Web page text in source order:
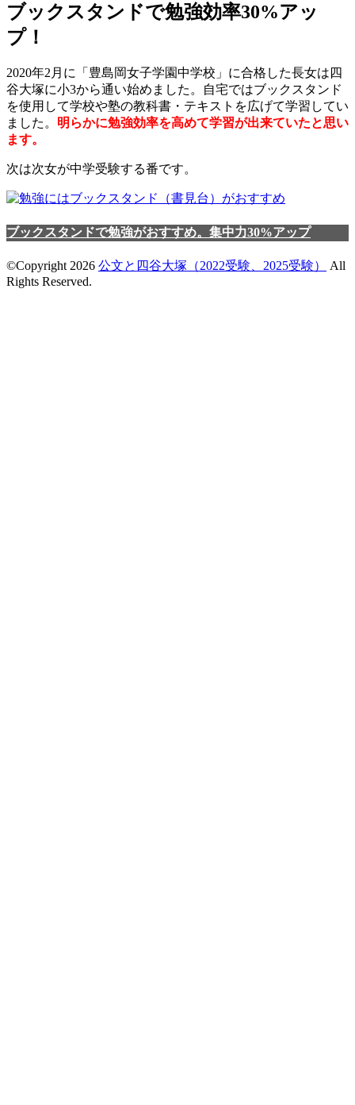
ブックスタンドで勉強効率30%アッ
プ！
2020年2月に「豊島岡女子学園中学校」に合格した長女は四
谷大塚に小3から通い始めました。自宅ではブックスタンド
を使用して学校や塾の教科書・テキストを広げて学習してい
ました。 明らかに勉強効率を高めて学習が出来ていたと思い
ます。
次は次女が中学受験する番です。
ブックスタンドで勉強がおすすめ。集中力30%アップ
©Copyright 2026 公文と四谷大塚（2022受験、2025受験）
All
Rights Reserved.